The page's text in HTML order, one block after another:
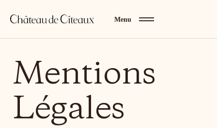
Menu
Mentions
Légales